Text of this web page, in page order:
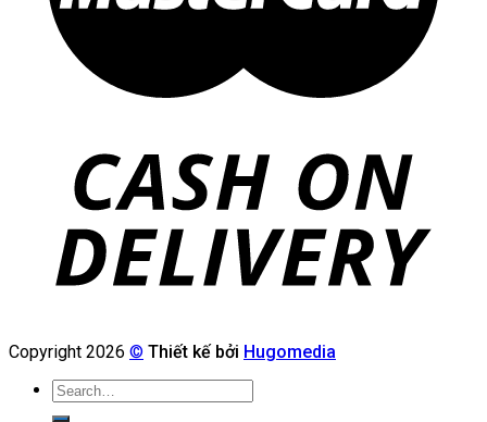
Copyright 2026 © Thiết kế bởi Hugomedia
Search
for: